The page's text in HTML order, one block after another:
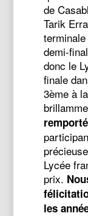
de
Tarik
demi-
donc le
finale
3ème à
Lycée
prix.
les